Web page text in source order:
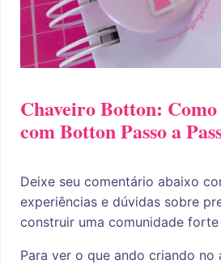
Chaveiro Botton:
com Botton Passo a
Deixe seu comentário abaixo
experiências e dúvidas sobre
construir uma comunidade
Para ver o que ando criando no